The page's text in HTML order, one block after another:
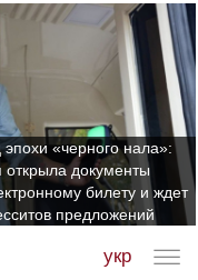
эпохи «черного нала»:
открыла документы
билету и ждет
предложений
укр